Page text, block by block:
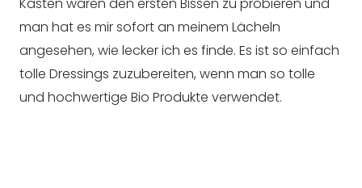
man hat es mir sofort an meinem Lächeln
angesehen, wie lecker ich es finde. Es ist so einfach
tolle Dressings zuzubereiten, wenn man so tolle
und hochwertige Bio Produkte verwendet.